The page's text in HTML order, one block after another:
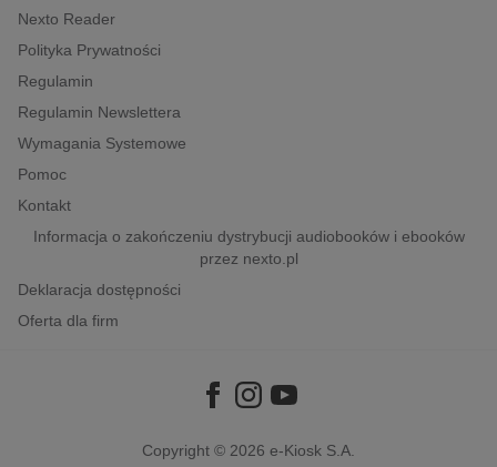
polityka, społeczno-informacyjne
psychologiczne
inne
popularno-naukowe
historia
Nexto Reader
Polityka Prywatności
Regulamin
Regulamin Newslettera
Wymagania Systemowe
Pomoc
Kontakt
Informacja o zakończeniu dystrybucji audiobooków i ebooków
przez nexto.pl
Deklaracja dostępności
Oferta dla firm
Copyright © 2026 e-Kiosk S.A.